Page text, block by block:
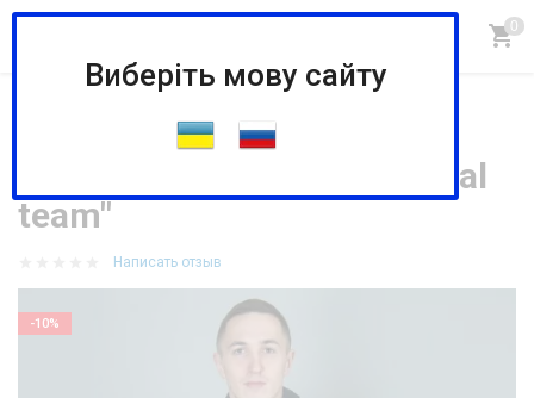
СПОРТИВНАЯ ОДЕЖДА И СУМКИ
Толстовка "SAMBO-national team"
Толстовка "SAMBO-national
team"
Написать отзыв
-10%
Виберіть мову сайту